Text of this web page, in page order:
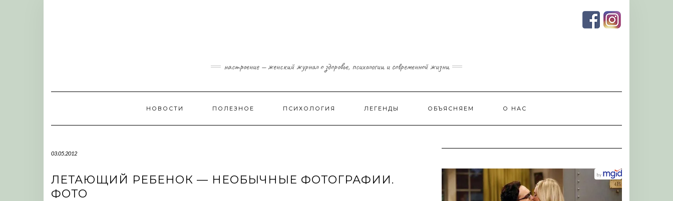
настроение — женский журнал о здоровье, психологии и современной жизни
НОВОСТИ ПОЛЕЗНОЕ ПСИХОЛОГИЯ ЛЕГЕНДЫ ОБЪЯСНЯЕМ О НАС
03.05.2012
ЛЕТАЮЩИЙ РЕБЕНОК — НЕОБЫЧНЫЕ ФОТОГРАФИИ.
ФОТО